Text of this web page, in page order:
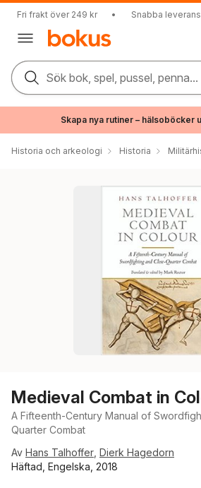
Fri frakt över 249 kr • Snabba
Sök bok, spel, pussel, penna...
Skapa nya rutiner – hälsoböcker
Historia och arkeologi Historia
Medieval Combat in
A Fifteenth-Century Manual of
Quarter Combat
Av Hans Talhoffer Dierk Hagedorn
Häftad, Engelska, 2018